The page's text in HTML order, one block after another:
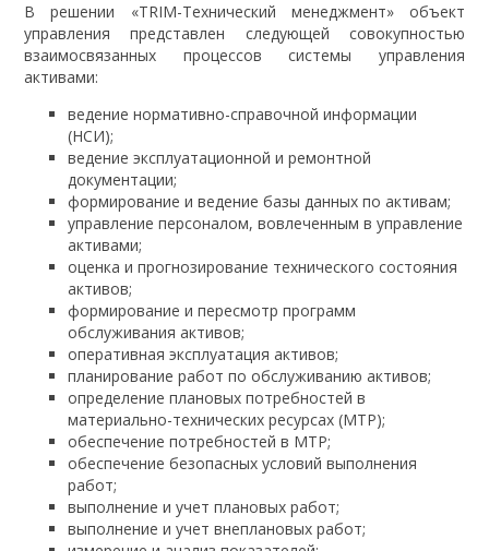
В решении «TRIM-Технический менеджмент» объект
управления представлен следующей совокупностью
взаимосвязанных процессов системы управления
активами:
ведение нормативно-справочной информации
(НСИ);
ведение эксплуатационной и ремонтной
документации;
формирование и ведение базы данных по активам;
управление персоналом, вовлеченным в управление
активами;
оценка и прогнозирование технического состояния
активов;
формирование и пересмотр программ
обслуживания активов;
оперативная эксплуатация активов;
планирование работ по обслуживанию активов;
определение плановых потребностей в
материально-технических ресурсах (МТР);
обеспечение потребностей в МТР;
обеспечение безопасных условий выполнения
работ;
выполнение и учет плановых работ;
выполнение и учет внеплановых работ;